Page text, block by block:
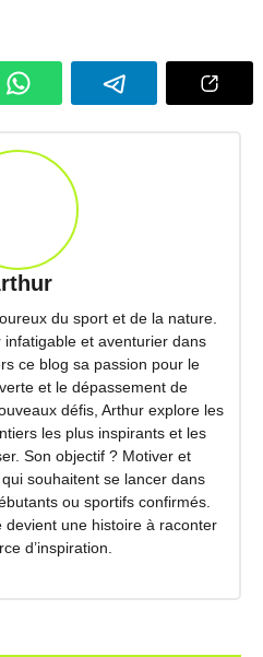
du sport et de la nature.
et aventurier dans
ce blog sa passion pour le
et le dépassement de
défis, Arthur explore les
les plus inspirants et les
Son objectif ? Motiver et
souhaitent se lancer dans
ou sportifs confirmés.
devient une histoire à raconter
d’inspiration.